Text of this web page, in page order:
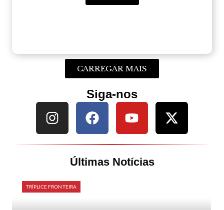
CARREGAR MAIS
Siga-nos
Últimas Notícias
TRÍPLICE FRONTEIRA